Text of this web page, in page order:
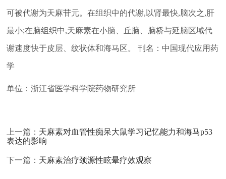
可被代谢为天麻苷元。在组织中的代谢,以肾最快,脑次之,肝
最小;在脑组织中,天麻素在小脑、丘脑、脑桥与延脑区域代
谢速度快于皮层、纹状体和海马区。 刊名：中国现代应用药
学
单位：浙江省医学科学院药物研究所
上一篇： 天麻素对血管性痴呆大鼠学习记忆能力和海马p53
表达的影响
下一篇： 天麻素治疗颈源性眩晕疗效观察